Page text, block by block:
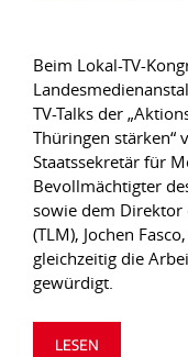
Beim Lokal-TV-
TV-Talks der
Thüringen stärken“
Staatssekretär für
Bevollmächtigter
sowie dem Direktor
(TLM), Jochen
gleichzeitig die
gewürdigt.
LESEN